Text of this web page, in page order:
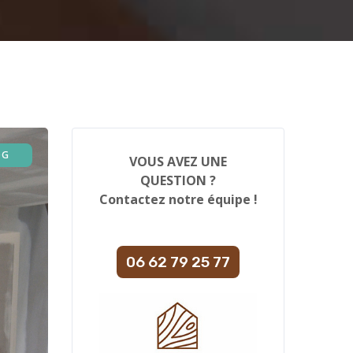
VOUS AVEZ UNE
QUESTION ?
Contactez notre équipe !
06 62 79 25 77